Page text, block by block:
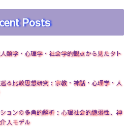
Posts
類学・心理学・社会学的観点から見たタト
る比較思想研究：宗教・神話・心理学・人
ョンの多角的解析：心理社会的脆弱性、神
入モデル